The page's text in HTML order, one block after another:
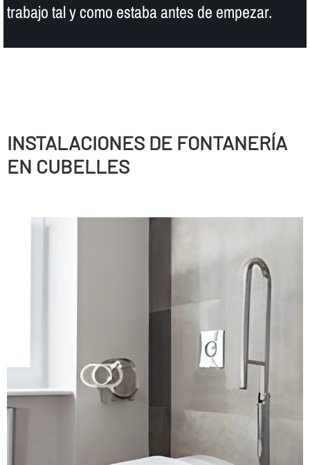
trabajo tal y como estaba antes de empezar.
INSTALACIONES DE FONTANERÍ­A
EN CUBELLES